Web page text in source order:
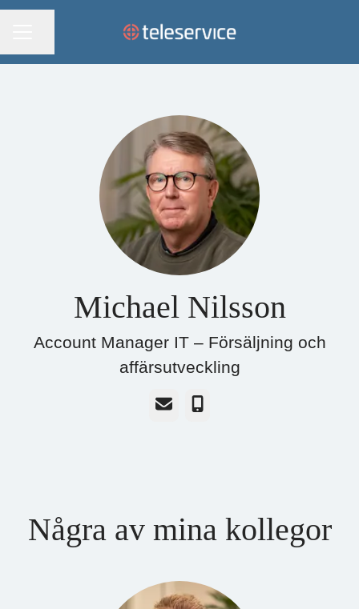
Michael Nilsson
Account Manager IT – Försäljning och
affärsutveckling
E-post
Några av mina kollegor